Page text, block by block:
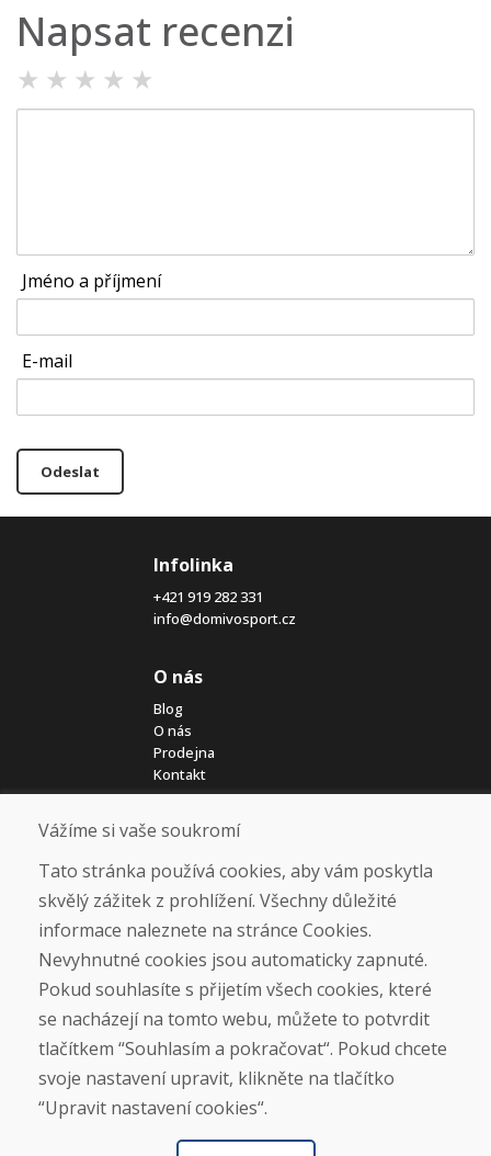
Napsat recenzi
★ ★ ★ ★ ★
Jméno a příjmení
E-mail
Odeslat
Infolinka
+421 919 282 331
info@domivosport.cz
O nás
Blog
O nás
Prodejna
Kontakt
Nákup
Eshop
Jak posíláme elektrokola
Obchodní podmínky
Doprava
Platba
Reklamace
Vrácení a výměna zboží
Ochrana osobních údajů
Cookies
Sociální sítě
Vážíme si vaše soukromí
Tato stránka používá cookies, aby vám poskytla
skvělý zážitek z prohlížení. Všechny důležité
informace naleznete na stránce Cookies.
Nevyhnutné cookies jsou automaticky zapnuté.
Pokud souhlasíte s přijetím všech cookies, které
se nacházejí na tomto webu, můžete to potvrdit
tlačítkem “Souhlasím a pokračovat“. Pokud chcete
svoje nastavení upravit, klikněte na tlačítko
“Upravit nastavení cookies“.